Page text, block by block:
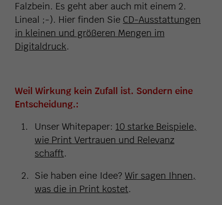
Falzbein. Es geht aber auch mit einem 2.
Lineal ;-). Hier finden Sie CD-Ausstattungen
in kleinen und größeren Mengen im
Digitaldruck.
Weil Wirkung kein Zufall ist. Sondern eine
Entscheidung.:
Unser Whitepaper: 10 starke Beispiele,
wie Print Vertrauen und Relevanz
schafft.
Sie haben eine Idee? Wir sagen Ihnen,
was die in Print kostet.